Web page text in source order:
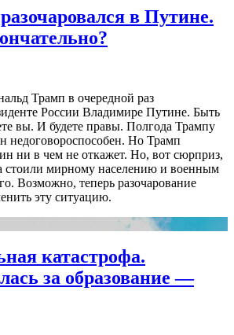
в Путине.
Трамп в очередной раз
России Владимире Путине. Быть
вы. И будете правы. Полгода Трампу
недоговороспособен. Но Трамп
ни в чем не откажет. Но, вот сюрприз,
стоили мирному населению и военным
Возможно, теперь разочарование
эту ситуацию.
катастрофа.
за образование —